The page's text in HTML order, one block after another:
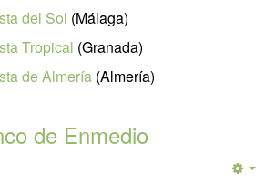
del Sol (Málaga)
Tropical (Granada)
de Almería (Almería)
de Enmedio